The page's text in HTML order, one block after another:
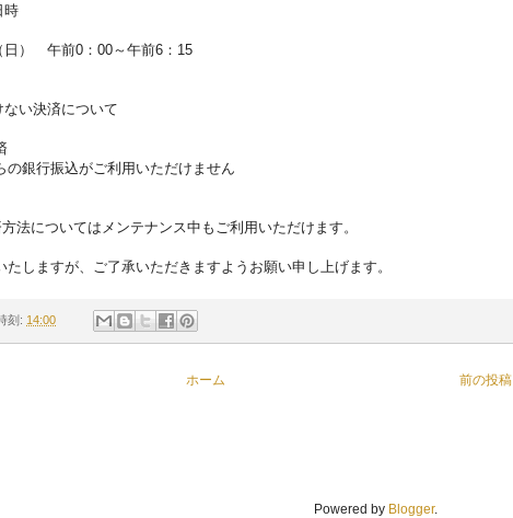
時
日） 午前0：00～午前6：15
い決済について
銀行振込がご利用いただけません
法についてはメンテナンス中もご利用いただけます。
たしますが、ご了承いただきますようお願い申し上げます。
刻: 14:00
前の投稿
ホーム
Powered by Blogger.